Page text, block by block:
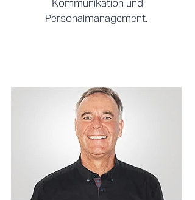
Kommunikation und
Personalmanagement.